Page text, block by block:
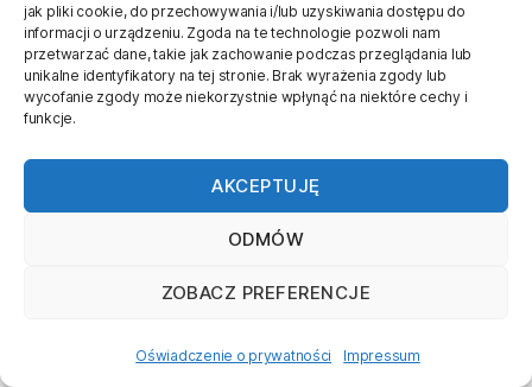
jak pliki cookie, do przechowywania i/lub uzyskiwania dostępu do
informacji o urządzeniu. Zgoda na te technologie pozwoli nam
przetwarzać dane, takie jak zachowanie podczas przeglądania lub
unikalne identyfikatory na tej stronie. Brak wyrażenia zgody lub
wycofanie zgody może niekorzystnie wpłynąć na niektóre cechy i
funkcje.
AKCEPTUJĘ
ODMÓW
ZOBACZ PREFERENCJE
Oświadczenie o prywatności Impressum
Telefon do placówki